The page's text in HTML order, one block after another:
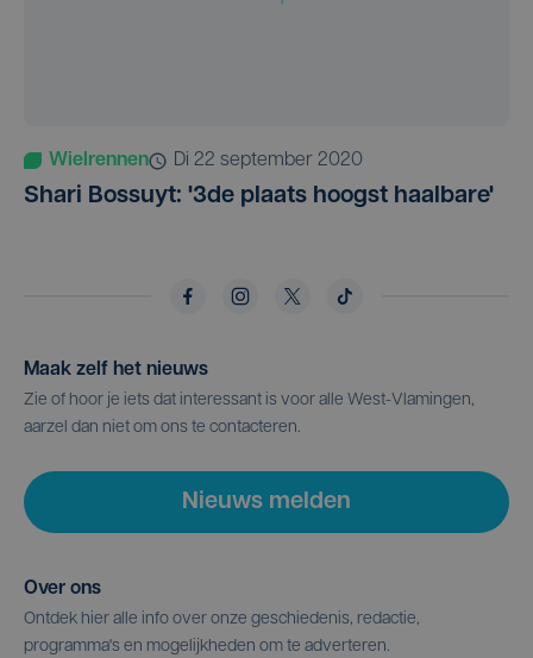
Wielrennen di 22 september 2020
Shari Bossuyt: '3de plaats hoogst haalbare'
Maak zelf het nieuws
Zie of hoor je iets dat interessant is voor alle West-Vlamingen,
aarzel dan niet om ons te contacteren.
Nieuws melden
Over ons
Ontdek hier alle info over onze geschiedenis, redactie,
programma's en mogelijkheden om te adverteren.